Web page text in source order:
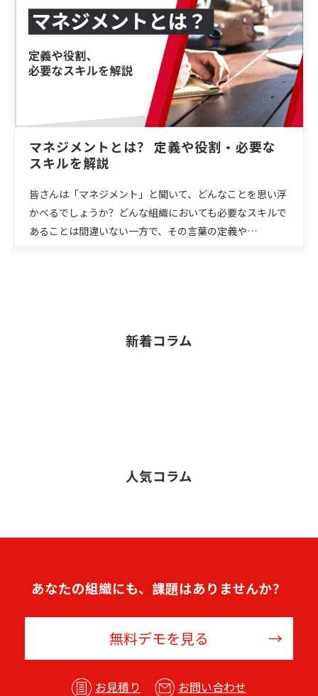
マネジメントとは？ 定義や役割・必要な
スキルを解説
皆さんは「マネジメント」と聞いて、どんなことを思い浮
かべるでしょうか？どんな組織においても必要なスキルで
あることは間違いない一方で、その言葉の定義や…
新着コラム
人気コラム
あなたの組織にも、課題はありませんか？
無料デモを見る
お見積り お問い合わせ